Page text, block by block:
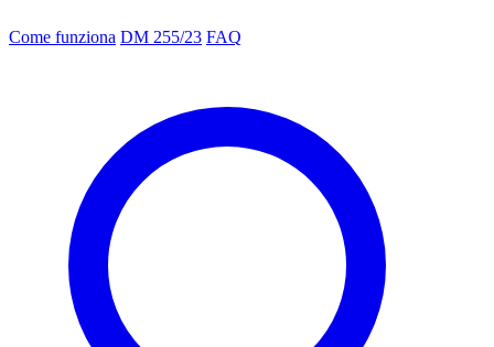
Come funziona DM 255/23 FAQ